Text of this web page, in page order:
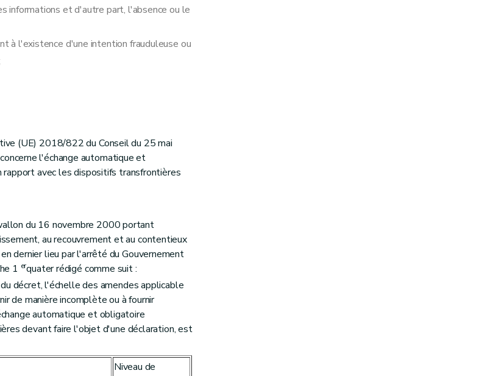
informations et d'autre part, l'absence ou le
à l'existence d'une intention frauduleuse ou
(UE) 2018/822 du Conseil du 25 mai
l'échange automatique et
avec les dispositifs transfrontières
du 16 novembre 2000 portant
au recouvrement et au contentieux
dernier lieu par l'arrêté du Gouvernement
1 erquater rédigé comme suit :
décret, l'échelle des amendes applicable
de manière incomplète ou à fournir
automatique et obligatoire
devant faire l'objet d'une déclaration, est
Niveau de